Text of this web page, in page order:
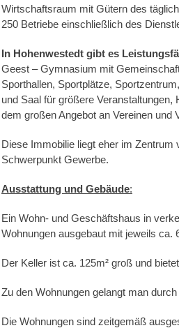
Wirtschaftsraum mit Gütern des
250 Betriebe einschließlich des
In Hohenwestedt gibt es
Geest – Gymnasium mit
Sporthallen, Sportplätze,
und Saal für größere
dem großen Angebot an Vereinen und
Diese Immobilie liegt eher im
Schwerpunkt Gewerbe.
Ausstattung und Gebäude:
Ein Wohn- und Geschäftshaus in
Wohnungen ausgebaut mit jeweils ca.
Der Keller ist ca. 125m² groß und
Zu den Wohnungen gelangt man
Die Wohnungen sind zeitgemäß